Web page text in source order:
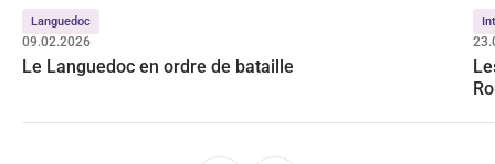
Languedoc
09.02.2026
Le Languedoc en ordre de bataille